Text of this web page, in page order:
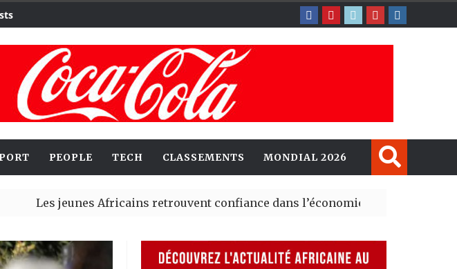
PEOPLE TECH CLASSEMENTS MONDIAL 2026
jeunes Africains retrouvent confiance dans l’économie, mais trois grands